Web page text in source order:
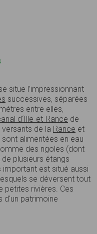
situe l’impressionnant
successives, séparées
entre elles,
d‘Ille-et-Rance de
de la Rance et
sont alimentées en eau
des rigoles (dont
plusieurs étangs
important est situé aussi
se déversent tout
petites rivières. Ces
d'un patrimoine